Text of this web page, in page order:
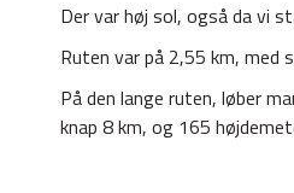
Der var høj sol, også da vi
Ruten var på 2,55 km, med
På den lange ruten, løber
knap 8 km, og 165